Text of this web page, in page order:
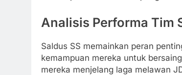
Analisis Performa Tim
Saldus SS memainkan peran
kemampuan mereka untuk
mereka menjelang laga melawan